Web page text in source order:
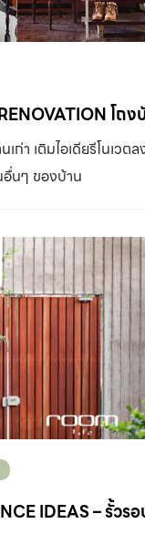
โถง
ก่า เติมไอเดียรีโนเวต
นๆ ของบ้าน
IDEAS – รั้วร